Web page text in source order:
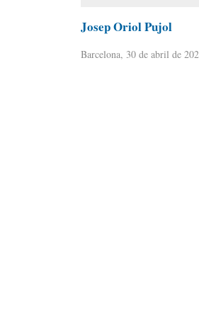
Josep Oriol Pujol
Barcelona, 30 de abril de